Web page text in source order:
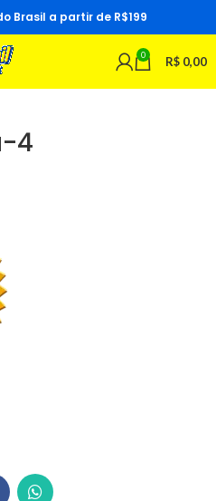
Brasil a partir de R$199
0 R$ 0,00
4